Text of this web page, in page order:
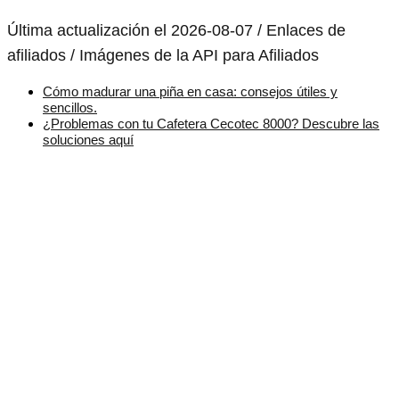
Última actualización el 2026-08-07 / Enlaces de
afiliados / Imágenes de la API para Afiliados
Cómo madurar una piña en casa: consejos útiles y
sencillos.
¿Problemas con tu Cafetera Cecotec 8000? Descubre las
soluciones aquí